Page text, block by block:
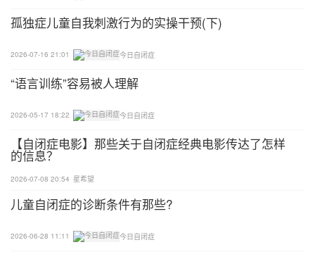
8.将舌头伸向口腔内右(左)脸颊(外观可以看到突
出)，停留3—5秒再缩回放松；
状；
10.用舌头顶住上硬颚作出马蹄声；
11.用舌头顶住门牙后方，从硬颚移动至后方软颚。
孤独症儿童自我刺激行为的实操干预(下)
2026-07-16 21:01 今日自闭症
“语言训练”容易被人理解
2026-05-17 18:22 今日自闭症
【自闭症电影】那些关于自闭症经典电影传达了怎样
的信息？
2026-07-08 20:54 星希望
儿童自闭症的诊断条件有那些?
2026-06-28 11:11 今日自闭症